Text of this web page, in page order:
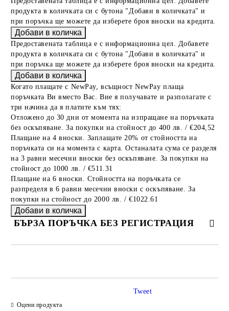
продукта в количката си с бутона "Добави в количката" и
при поръчка ще можете да изберете броя вноски на кредита.
Предоставената таблица е с информационна цел. Добавете
продукта в количката си с бутона "Добави в количката" и
при поръчка ще можете да изберете броя вноски на кредита.
Когато плащате с NewPay, всъщност NewPay плаща
поръчката Ви вместо Вас. Вие я получавате и разполагате с
три начина да я платите към тях:
Отложено до 30 дни от момента на изпращане на поръчката
без оскъпяване. За покупки на стойност до 400 лв. / €204,52
Плащане на 4 вноски. Заплащате 20% от стойността на
поръчката си на момента с карта. Останалата сума се разделя
на 3 равни месечни вноски без оскъпяване. За покупки на
стойност до 1000 лв. / €511.31
Плащане на 6 вноски. Стойността на поръчката се
разпределя в 6 равни месечни вноски с оскъпяване. За
покупки на стойност до 2000 лв. / €1022.61
БЪРЗА ПОРЪЧКА БЕЗ РЕГИСТРАЦИЯ
Ние ще се свържем с вас в рамките на работния ден.
Оцени продукта
Tweet